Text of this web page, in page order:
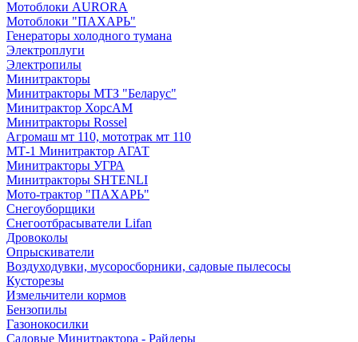
Мотоблоки AURORA
Мотоблоки "ПАХАРЬ"
Генераторы холодного тумана
Электроплуги
Электропилы
Минитракторы
Минитракторы МТЗ "Беларус"
Минитрактор ХорсАМ
Минитракторы Rossel
Агромаш мт 110, мототрак мт 110
МТ-1 Минитрактор АГАТ
Минитракторы УГРА
Минитракторы SHTENLI
Мото-трактор "ПАХАРЬ"
Снегоуборщики
Снегоотбрасыватели Lifan
Дровоколы
Опрыскиватели
Воздуходувки, мусоросборники, cадовые пылесосы
Кусторезы
Измельчители кормов
Бензопилы
Газонокосилки
Садовые Минитрактора - Райдеры